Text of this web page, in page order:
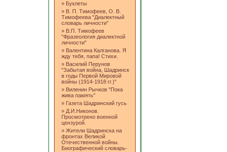
» Буклеты
» В. П. Тимофеев, О. В.
Тимофеева "Диалектный
словарь личности"
» В.П. Тимофеев
"Фразеология диалектной
личности"
» Валентина Калганова. Я
жду тебя, папа! Стихи.
» Василий Перунов
"Забытая война, Шадринск
в годы Первой Мировой
войны (1914-1918 гг.)"
» Виленин Рычков "Пока
жива память"
» Газета Шадринский гусь
» Д.И.Никонов.
Просмотрено военной
цензурой.
» Жители Шадринска на
фронтах Великой
Отечественной войны.
Биографический словарь-